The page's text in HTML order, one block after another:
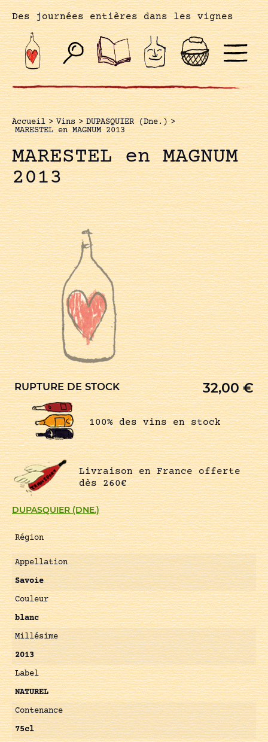
Des journées entières dans les vignes
Accueil > Vins > DUPASQUIER (Dne.) >
MARESTEL en MAGNUM 2013
MARESTEL en MAGNUM
2013
DUPASQUIER (DNE.)
Région
Appellation
Savoie
Couleur
blanc
Millésime
2013
Label
NATUREL
Contenance
75cl
RUPTURE DE STOCK 32,00€
100% des vins en stock
Livraison en France offerte
dès 260€